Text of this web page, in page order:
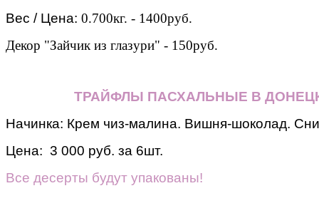
Вес / Цена: 0.700кг. - 1400руб.
Декор "Зайчик из глазури" - 150руб.
ТРАЙФЛЫ ПАСХАЛЬНЫЕ В
Начинка: Крем чиз-малина. Вишня-шоколад.
Цена: 3 000 руб. за 6шт.
Все десерты будут упакованы!